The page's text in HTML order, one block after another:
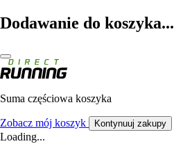
Dodawanie do koszyka...
Suma częściowa koszyka
Zobacz mój koszyk Kontynuuj zakupy
Loading...